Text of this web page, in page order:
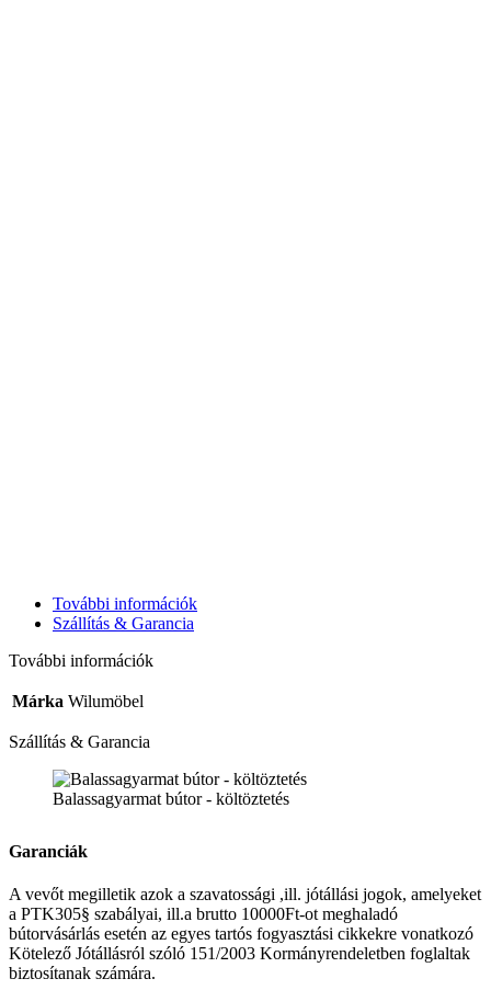
További információk
Szállítás & Garancia
További információk
Márka Wilumöbel
Szállítás & Garancia
Balassagyarmat bútor - költöztetés
Garanciák
A vevőt megilletik azok a szavatossági ,ill. jótállási jogok, amelyeket
a PTK305§ szabályai, ill.a brutto 10000Ft-ot meghaladó
bútorvásárlás esetén az egyes tartós fogyasztási cikkekre vonatkozó
Kötelező Jótállásról szóló 151/2003 Kormányrendeletben foglaltak
biztosítanak számára.